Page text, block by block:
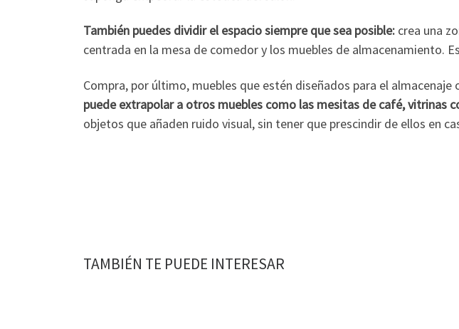
También puedes dividir el espacio siempre que sea posible: crea una
centrada en la mesa de comedor y los muebles de almacenamiento.
Compra, por último, muebles que estén diseñados para el
puede extrapolar a otros muebles como las mesitas de café, vitrinas
objetos que añaden ruido visual, sin tener que prescindir de ellos en
TAMBIÉN TE PUEDE INTERESAR